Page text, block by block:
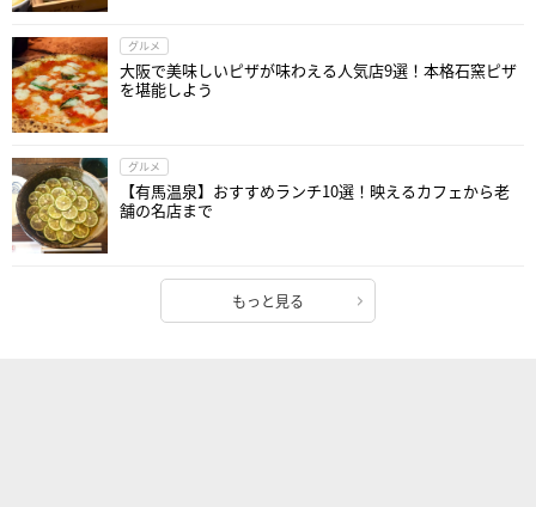
グルメ
大阪で美味しいピザが味わえる人気店9選！本格石窯ピザ
を堪能しよう
グルメ
【有馬温泉】おすすめランチ10選！映えるカフェから老
舗の名店まで
もっと見る